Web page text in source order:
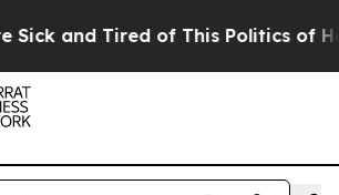
and Tired of This Politics of